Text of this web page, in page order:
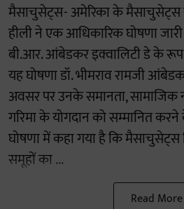
मैसाचुसेट्स- अमेरिका के मैसाचुसेट्स
हीली ने एक आधिकारिक घोषणा
बी.आर. आंबेडकर इक्वालिटी डे के रूप
यह घोषणा डॉ. भीमराव रामजी
अवसर पर उनके समानता, सामाजिक
गरिमा के योगदान को सम्मानित
घोषणा में कहा गया है कि
समूहों का ...
Read More